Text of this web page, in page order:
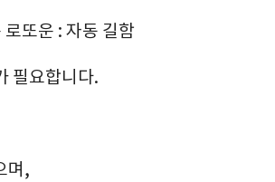
또운 : 자동 길함
필요합니다.
며,